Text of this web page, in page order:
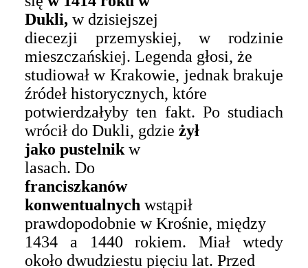
Dukli, w dzisiejszej
diecezji przemyskiej, w rodzinie
mieszczańskiej. Legenda głosi, że
studiował w Krakowie, jednak brakuje
źródeł historycznych, które
potwierdzałyby ten fakt. Po studiach
wrócił do Dukli, gdzie żył
jako pustelnik w
lasach. Do
franciszkanów
konwentualnych wstąpił
prawdopodobnie w Krośnie, między
1434 a 1440 rokiem. Miał wtedy
około dwudziestu pięciu lat. Przed